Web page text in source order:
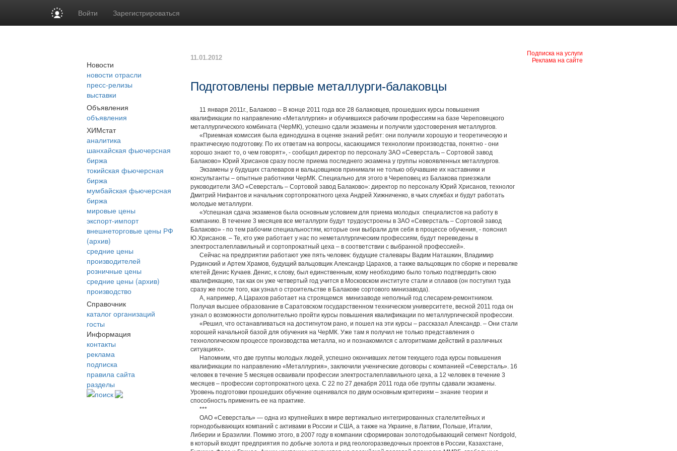
Войти Зарегистрироваться
Новости
новости отрасли
пресс-релизы
выставки
Объявления
объявления
ХИМстат
аналитика
шанхайская фьючерсная
биржа
токийская фьючерсная
биржа
мумбайская фьючерсная
биржа
мировые цены
экспорт-импорт
внешнеторговые цены РФ
(архив)
средние цены
производителей
розничные цены
средние цены (архив)
производство
Справочник
каталог организаций
госты
Информация
контакты
реклама
подписка
правила сайта
разделы
поиск
Подписка на услуги
Реклама на сайте
11.01.2012
Подготовлены первые металлурги-балаковцы
11 января 2011г., Балаково – В конце 2011 года все 28 балаковцев, прошедших курсы повышения
квалификации по направлению «Металлургия» и обучившихся рабочим профессиям на базе Череповецкого
металлургического комбината (ЧерМК), успешно сдали экзамены и получили удостоверения металлургов.
«Приемная комиссия была единодушна в оценке знаний ребят: они получили хорошую и теоретическую и
практическую подготовку. По их ответам на вопросы, касающимся технологии производства, понятно - они
хорошо знают то, о чем говорят», - сообщил директор по персоналу ЗАО «Северсталь – Сортовой завод
Балаково» Юрий Хрисанов сразу после приема последнего экзамена у группы новоявленных металлургов.
Экзамены у будущих сталеваров и вальцовщиков принимали не только обучавшие их наставники и
консультанты – опытные работники ЧерМК. Специально для этого в Череповец из Балакова приезжали
руководители ЗАО «Северсталь – Сортовой завод Балаково»: директор по персоналу Юрий Хрисанов, технолог
Дмитрий Нифантов и начальник сортопрокатного цеха Андрей Хижниченко, в чьих службах и будут работать
молодые металлурги.
«Успешная сдача экзаменов была основным условием для приема молодых специалистов на работу в
компанию. В течение 3 месяцев все металлурги будут трудоустроены в ЗАО «Северсталь – Сортовой завод
Балаково» - по тем рабочим специальностям, которые они выбрали для себя в процессе обучения, - пояснил
Ю.Хрисанов. – Те, кто уже работает у нас по неметаллургическим профессиям, будут переведены в
электросталеплавильный и сортопрокатный цеха – в соответствии с выбранной профессией».
Сейчас на предприятии работают уже пять человек: будущие сталевары Вадим Наташкин, Владимир
Рудинский и Артем Храмов, будущий вальцовщик Александр Царахов, а также вальцовщик по сборке и перевалке
клетей Денис Кучаев. Денис, к слову, был единственным, кому необходимо было только подтвердить свою
квалификацию, так как он уже четвертый год учится в Московском институте стали и сплавов (он поступил туда
сразу же после того, как узнал о строительстве в Балакове сортового минизавода).
А, например, А.Царахов работает на строящемся минизаводе неполный год слесарем-ремонтником.
Получая высшее образование в Саратовском государственном техническом университете, весной 2011 года он
узнал о возможности дополнительно пройти курсы повышения квалификации по металлургической профессии.
«Решил, что останавливаться на достигнутом рано, и пошел на эти курсы – рассказал Александр. – Они стали
хорошей начальной базой для обучения на ЧерМК. Уже там я получил не только представления о
технологическом процессе производства металла, но и познакомился с алгоритмами действий в различных
ситуациях».
Напомним, что две группы молодых людей, успешно окончивших летом текущего года курсы повышения
квалификации по направлению «Металлургия», заключили ученические договоры с компанией «Северсталь». 16
человек в течение 5 месяцев осваивали профессии электросталеплавильного цеха, а 12 человек в течение 3
месяцев – профессии сортопрокатного цеха. С 22 по 27 декабря 2011 года обе группы сдавали экзамены.
Уровень подготовки прошедших обучение оценивался по двум основным критериям – знание теории и
способность применить ее на практике.
***
ОАО «Северсталь» — одна из крупнейших в мире вертикально интегрированных сталелитейных и
горнодобывающих компаний c активами в России и США, а также на Украине, в Латвии, Польше, Италии,
Либерии и Бразилии. Помимо этого, в 2007 году в компании сформирован золотодобывающий сегмент Nordgold,
в который входят предприятия по добыче золота и ряд геологоразведочных проектов в России, Казахстане,